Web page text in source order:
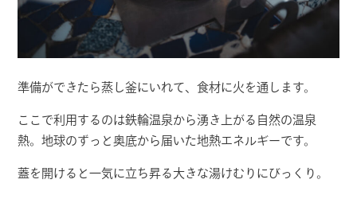
準備ができたら蒸し釜にいれて、食材に火を通します。
ここで利用するのは鉄輪温泉から湧き上がる自然の温泉
熱。地球のずっと奥底から届いた地熱エネルギーです。
蓋を開けると一気に立ち昇る大きな湯けむりにびっくり。